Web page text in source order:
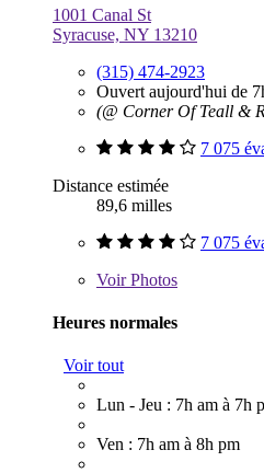
1001 Canal St
Syracuse, NY 13210
(315) 474-2923
Ouvert aujourd'hui de
(@ Corner Of Teall &
7 075
Distance estimée
89,6 milles
7 075
VoirPhotos
Heures normales
Voir tout
Lun - Jeu : 7h am à 7h
Ven : 7h am à 8h pm